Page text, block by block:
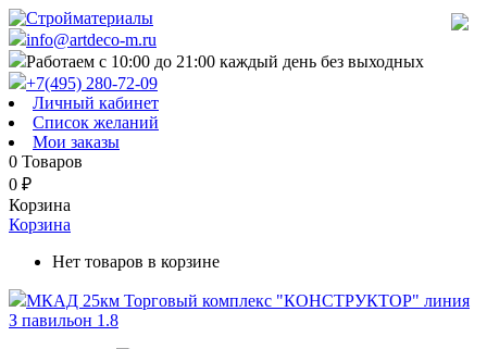
info@artdeco-m.ru
Работаем с 10:00 до 21:00 каждый день без выходных
+7(495) 280-72-09
Личный кабинет
Список желаний
Мои заказы
0 Товаров
0 ₽
Корзина
Корзина
Нет товаров в корзине
МКАД 25км Торговый комплекс "КОНСТРУКТОР" линия
З павильон 1.8